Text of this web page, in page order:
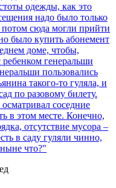
одежды, как это
надо было только
потом сюда могли прийти
было купить абонемент
доме, чтобы,
ребенком генеральши
пользовались
такого-то гуляла, и
по разовому билету.
соседние
в этом месте. Конечно,
отсутствие мусора –
в саду гуляли чинно,
что?"